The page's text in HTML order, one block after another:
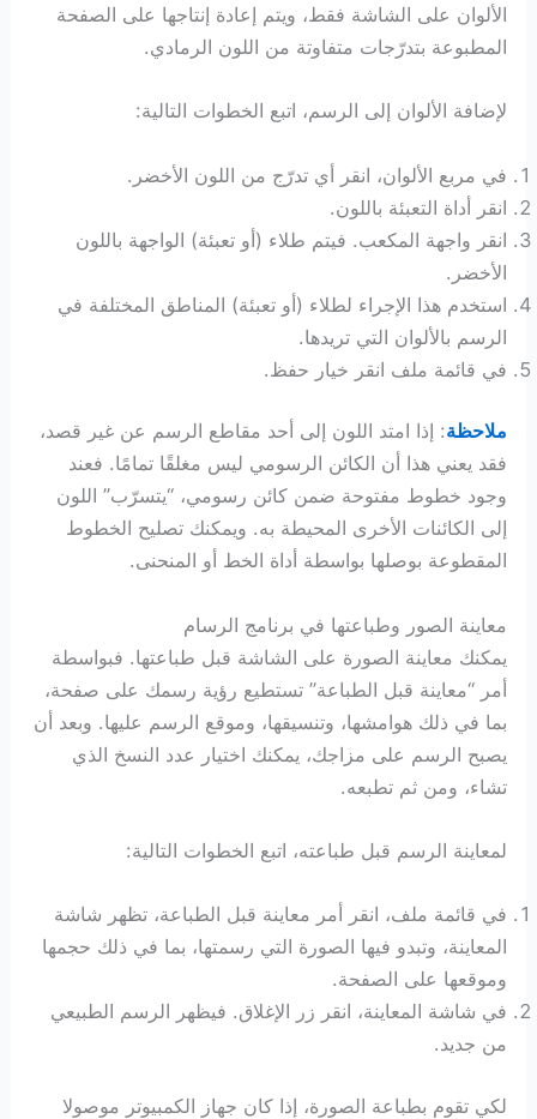
الألوان على الشاشة فقط، ويتم إعادة إنتاجها على الصفحة
المطبوعة بتدرّجات متفاوتة من اللون الرمادي.
لإضافة الألوان إلى الرسم، اتبع الخطوات التالية:
في مربع الألوان، انقر أي تدرّج من اللون الأخضر.
انقر أداة التعبئة باللون.
انقر واجهة المكعب. فيتم طلاء (أو تعبئة) الواجهة باللون
الأخضر.
استخدم هذا الإجراء لطلاء (أو تعبئة) المناطق المختلفة في
الرسم بالألوان التي تريدها.
في قائمة ملف انقر خيار حفظ.
ملاحظة: إذا امتد اللون إلى أحد مقاطع الرسم عن غير قصد،
فقد يعني هذا أن الكائن الرسومي ليس مغلقًا تمامًا. فعند
وجود خطوط مفتوحة ضمن كائن رسومي، “يتسرّب” اللون
إلى الكائنات الأخرى المحيطة به. ويمكنك تصليح الخطوط
المقطوعة بوصلها بواسطة أداة الخط أو المنحنى.
معاينة الصور وطباعتها في برنامج الرسام
يمكنك معاينة الصورة على الشاشة قبل طباعتها. فبواسطة
أمر “معاينة قبل الطباعة” تستطيع رؤية رسمك على صفحة،
بما في ذلك هوامشها، وتنسيقها، وموقع الرسم عليها. وبعد أن
يصبح الرسم على مزاجك، يمكنك اختيار عدد النسخ الذي
تشاء، ومن ثم تطبعه.
لمعاينة الرسم قبل طباعته، اتبع الخطوات التالية:
في قائمة ملف، انقر أمر معاينة قبل الطباعة، تظهر شاشة
المعاينة، وتبدو فيها الصورة التي رسمتها، بما في ذلك حجمها
وموقعها على الصفحة.
في شاشة المعاينة، انقر زر الإغلاق. فيظهر الرسم الطبيعي
من جديد.
لكي تقوم بطباعة الصورة، إذا كان جهاز الكمبيوتر موصولا